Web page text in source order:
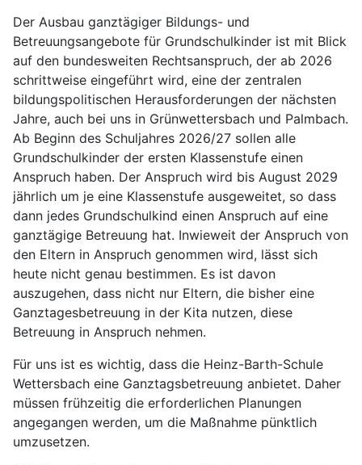
Der Ausbau ganztägiger Bildungs- und
Betreuungsangebote für Grundschulkinder ist mit Blick
auf den bundesweiten Rechtsanspruch, der ab 2026
schrittweise eingeführt wird, eine der zentralen
bildungspolitischen Herausforderungen der nächsten
Jahre, auch bei uns in Grünwettersbach und Palmbach.
Ab Beginn des Schuljahres 2026/27 sollen alle
Grundschulkinder der ersten Klassenstufe einen
Anspruch haben. Der Anspruch wird bis August 2029
jährlich um je eine Klassenstufe ausgeweitet, so dass
dann jedes Grundschulkind einen Anspruch auf eine
ganztägige Betreuung hat. Inwieweit der Anspruch von
den Eltern in Anspruch genommen wird, lässt sich
heute nicht genau bestimmen. Es ist davon
auszugehen, dass nicht nur Eltern, die bisher eine
Ganztagesbetreuung in der Kita nutzen, diese
Betreuung in Anspruch nehmen.
Für uns ist es wichtig, dass die Heinz-Barth-Schule
Wettersbach eine Ganztagsbetreuung anbietet. Daher
müssen frühzeitig die erforderlichen Planungen
angegangen werden, um die Maßnahme pünktlich
umzusetzen.